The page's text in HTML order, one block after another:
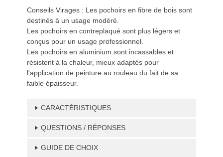
Conseils Virages : Les pochoirs en fibre de bois sont
destinés à un usage modéré.
Les pochoirs en contreplaqué sont plus légers et
conçus pour un usage professionnel.
Les pochoirs en aluminium sont incassables et
résistent à la chaleur, mieux adaptés pour
l'application de peinture au rouleau du fait de sa
faible épaisseur.
CARACTÉRISTIQUES
QUESTIONS / RÉPONSES
GUIDE DE CHOIX